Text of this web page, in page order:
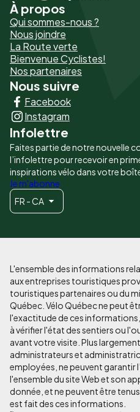
Pied
de
page
-
Liens
principaux
À propos
Qui sommes-nous ?
Nous joindre
La Route verte
Bienvenue Cyclistes!
Nos partenaires
Nous suivre
Facebook
Instagram
Infolettre
Faites partie de notre nouvelle
l’infolettre pour recevoir en
inspirations vélo dans votre
Je m'abonne
FR - CA
L'ensemble des informations
aux entreprises touristiques
touristiques partenaires ou du
Québec. Vélo Québec ne peut
l'exactitude de ces
à vérifier l'état des sentiers ou
avant votre visite. Plus
administrateurs et
employées, ne peuvent garantir
l'ensemble du site Web et son
donnée, et ne peuvent être
est fait des ces informations.